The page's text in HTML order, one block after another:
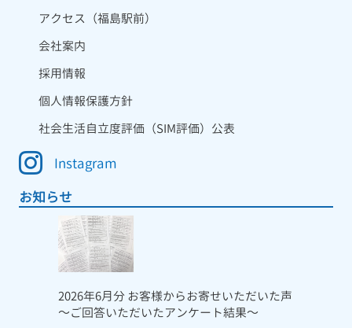
アクセス（福島駅前）
会社案内
採用情報
個人情報保護方針
社会生活自立度評価（SIM評価）公表
Instagram
お知らせ
2026年6月分 お客様からお寄せいただいた声
～ご回答いただいたアンケート結果～